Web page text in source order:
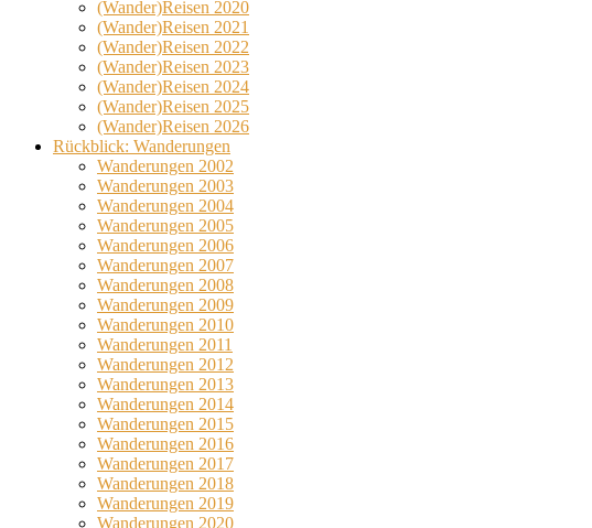
(Wander)Reisen 2020
(Wander)Reisen 2021
(Wander)Reisen 2022
(Wander)Reisen 2023
(Wander)Reisen 2024
(Wander)Reisen 2025
(Wander)Reisen 2026
Rückblick: Wanderungen
Wanderungen 2002
Wanderungen 2003
Wanderungen 2004
Wanderungen 2005
Wanderungen 2006
Wanderungen 2007
Wanderungen 2008
Wanderungen 2009
Wanderungen 2010
Wanderungen 2011
Wanderungen 2012
Wanderungen 2013
Wanderungen 2014
Wanderungen 2015
Wanderungen 2016
Wanderungen 2017
Wanderungen 2018
Wanderungen 2019
Wanderungen 2020